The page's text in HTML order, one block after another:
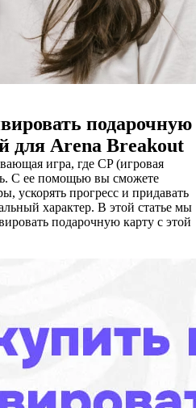
подарочную
для Arena Breakout
игра, где CP (игровая
С ее помощью вы сможете
ускорять прогресс и придавать
характер. В этой статье мы
подарочную карту с этой